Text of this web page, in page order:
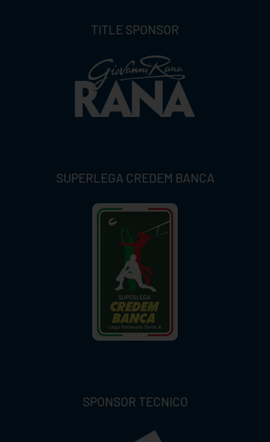
TITLE SPONSOR
SUPERLEGA CREDEM BANCA
SPONSOR TECNICO